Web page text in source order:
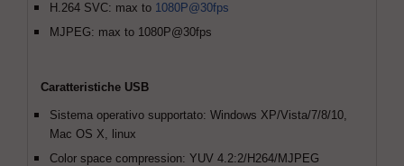
H.264 SVC: max to 1080P@30fps
MJPEG: max to 1080P@30fps
Caratteristiche USB
Sistema operativo supportato: Windows XP/Vista/7/8/10,
Mac OS X, linux
Color space compression: YUV 4.2:2/H264/MJPEG